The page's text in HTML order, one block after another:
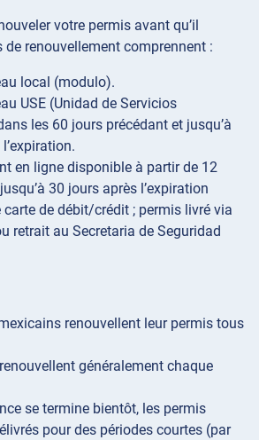
votre permis avant qu’il
de renouvellement comprennent :
local (modulo).
USE (Unidad de Servicios
les 60 jours précédant et jusqu’à
en ligne disponible à partir de 12
30 jours après l’expiration
carte de débit/crédit ; permis livré via
retrait au Secretaria de Seguridad
renouvellent leur permis tous
généralement chaque
se termine bientôt, les permis
pour des périodes courtes (par